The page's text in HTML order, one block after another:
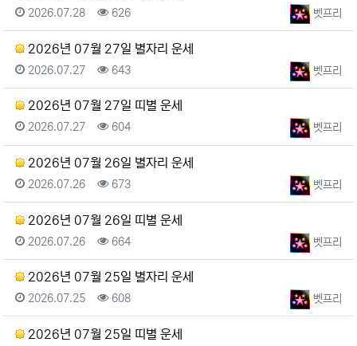
등록자벳프리
등록일
2026.07.28 조회
626
2026년 07월 27일 별자리 운세
등록자벳프리
등록일
2026.07.27 조회
643
2026년 07월 27일 띠별 운세
등록자벳프리
등록일
2026.07.27 조회
604
2026년 07월 26일 별자리 운세
등록자벳프리
등록일
2026.07.26 조회
673
2026년 07월 26일 띠별 운세
등록자벳프리
등록일
2026.07.26 조회
664
2026년 07월 25일 별자리 운세
등록자벳프리
등록일
2026.07.25 조회
608
2026년 07월 25일 띠별 운세